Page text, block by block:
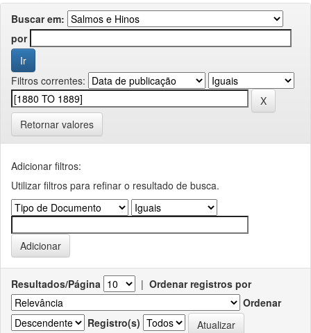
Buscar em:
por
Filtros correntes:
Retornar valores
Adicionar filtros:
Utilizar filtros para refinar o resultado de busca.
Resultados/Página | Ordenar registros por
Ordenar
Registro(s)